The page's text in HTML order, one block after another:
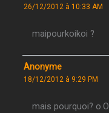
26/12/2012 à 10:33 AM
maipourkoikoi ?
Anonyme
18/12/2012 à 9:29 PM
mais pourquoi? o.O